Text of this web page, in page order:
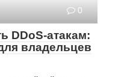
0
DDoS-атакам:
владельцев